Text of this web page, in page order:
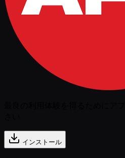
インストール